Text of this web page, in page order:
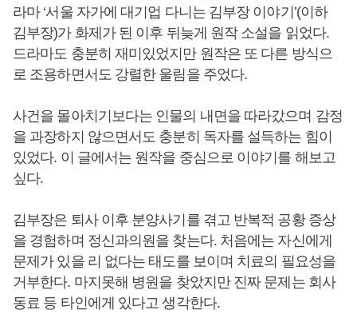
라마 ‘서울 자가에 대기업 다니는 김부장 이야기’(이하
김부장)가 화제가 된 이후 뒤늦게 원작 소설을 읽었다.
드라마도 충분히 재미있었지만 원작은 또 다른 방식으
로 조용하면서도 강렬한 울림을 주었다.
사건을 몰아치기보다는 인물의 내면을 따라갔으며 감정
을 과장하지 않으면서도 충분히 독자를 설득하는 힘이
있었다. 이 글에서는 원작을 중심으로 이야기를 해보고
싶다.
김부장은 퇴사 이후 분양사기를 겪고 반복적 공황 증상
을 경험하며 정신과의원을 찾는다. 처음에는 자신에게
문제가 있을 리 없다는 태도를 보이며 치료의 필요성을
거부한다. 마지못해 병원을 찾았지만 진짜 문제는 회사
동료 등 타인에게 있다고 생각한다.